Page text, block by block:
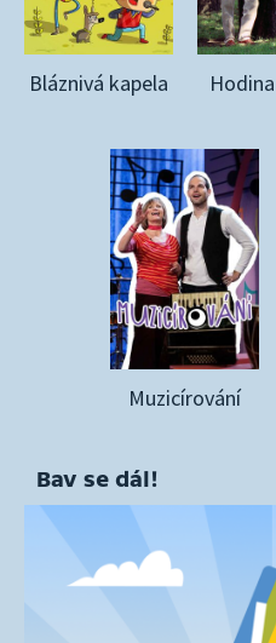
Bláznivá kapela
Muzicírování
Bav se dál!